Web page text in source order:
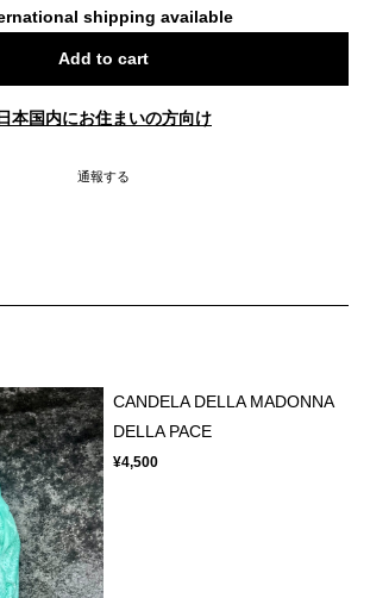
shipping available
Add to cart
日本国内にお住まいの方向け
通報する
CANDELA DELLA MADONNA
DELLA PACE
¥4,500